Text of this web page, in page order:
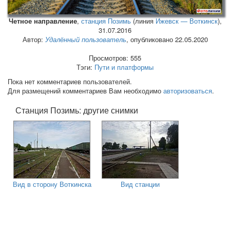
Четное направление,станция Позимь (линияИжевск — Воткинск),
31.07.2016
Автор: Удалённый пользователь, опубликовано 22.05.2020
Просмотров: 555
Тэги: Пути и платформы
Пока нет комментариев пользователей.
Для размещений комментариев Вам необходимо авторизоваться.
Станция Позимь: другие снимки
Вид в сторону Воткинска Вид станции